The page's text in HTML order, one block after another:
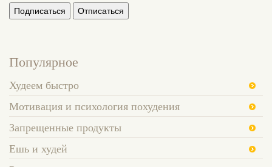
Популярное
Худеем быстро
Мотивация и психология похудения
Запрещенные продукты
Ешь и худей